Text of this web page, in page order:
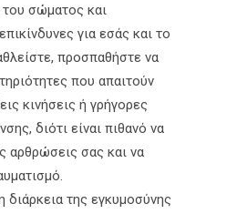
του σώματος και
για εσάς και το
προσπαθήστε να
που απαιτούν
κινήσεις ή γρήγορες
διότι είναι πιθανό να
αρθρώσεις σας και να
διάρκεια της εγκυμοσύνης